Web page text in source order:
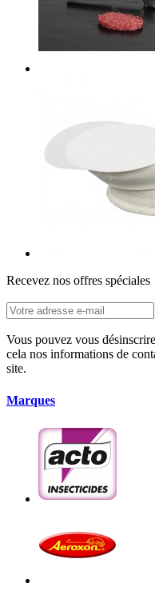
Recevez nos offres spéciales
Vous pouvez vous
cela nos informations de
site.
Marques